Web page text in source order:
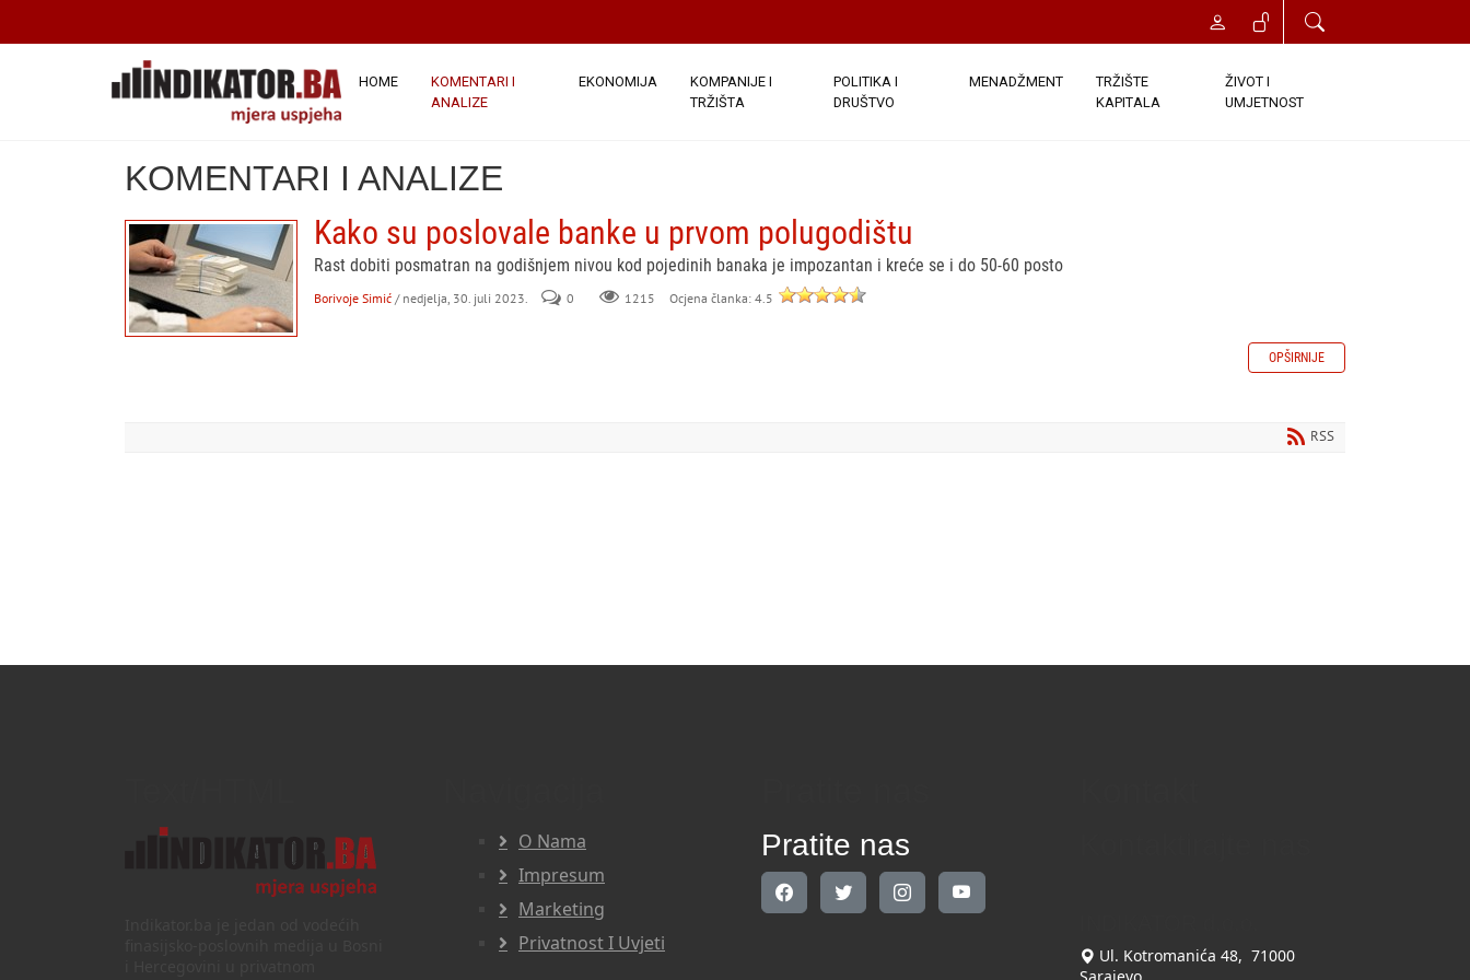
HOME
KOMENTARI I
ANALIZE
EKONOMIJA
KOMPANIJE I
TRŽIŠTA
POLITIKA I
DRUŠTVO
MENADŽMENT
TRŽIŠTE
KAPITALA
ŽIVOT I
UMJETNOST
KOMENTARI I ANALIZE
Kako su poslovale banke u prvom polugodištu
Rast dobiti posmatran na godišnjem nivou kod pojedinih banaka je impozantan i kreće se i do 50-60 posto
Borivoje Simić / nedjelja, 30. juli 2023. 0 1215 Ocjena članka: 4.5
OPŠIRNIJE
RSS
O Nama
Impresum
Marketing
Privatnost I Uvjeti
Pratite nas
Ul. Kotromanića 48, 71000